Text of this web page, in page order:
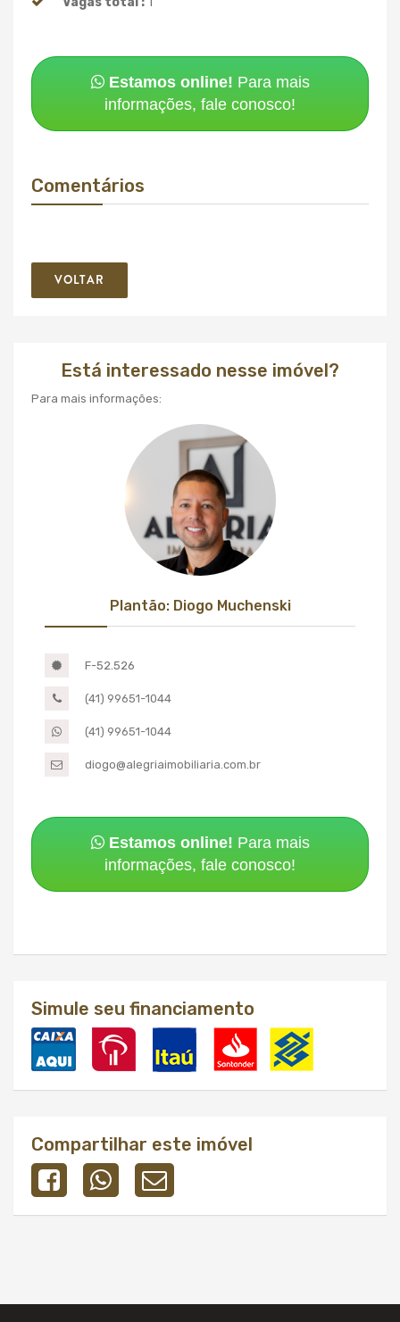
Estamos online! Para mais
informações, fale conosco!
Comentários
VOLTAR
Está interessado nesse imóvel?
Para mais informações:
Plantão: Diogo Muchenski
F-52.526
(41) 99651-1044
(41) 99651-1044
diogo@alegriaimobiliaria.com.br
Estamos online! Para mais
informações, fale conosco!
Simule seu financiamento
Compartilhar este imóvel